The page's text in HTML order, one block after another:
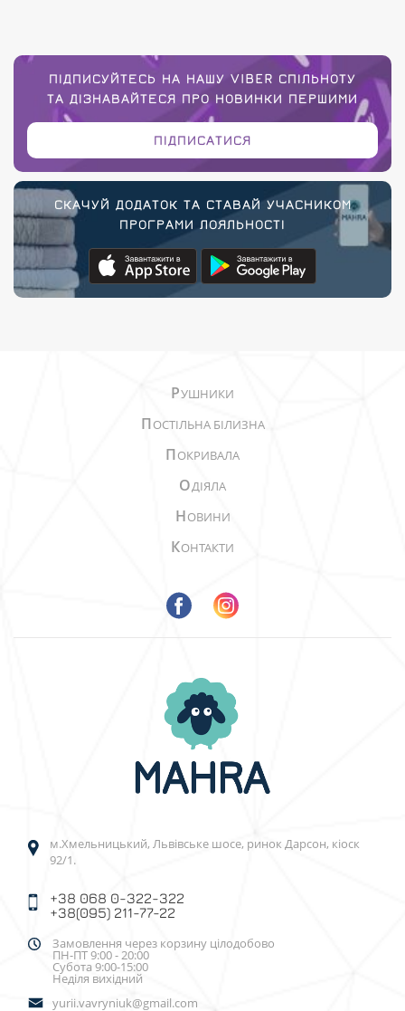
ПІДПИСУЙТЕСЬ НА НАШУ VIBER СПІЛЬНОТУ
ТА ДІЗНАВАЙТЕСЯ ПРО НОВИНКИ ПЕРШИМИ
ПІДПИСАТИСЯ
СКАЧУЙ ДОДАТОК ТА СТАВАЙ УЧАСНИКОМ
ПРОГРАМИ ЛОЯЛЬНОСТІ
РУШНИКИ
ПОСТІЛЬНА БІЛИЗНА
ПОКРИВАЛА
ОДІЯЛА
НОВИНИ
КОНТАКТИ
м.Хмельницький, Львівське шосе, ринок Дарсон, кіоск
92/1.
+38 068 0-322-322
+38(095) 211-77-22
Замовлення через корзину цілодобово
ПН-ПТ 9:00 - 20:00
Субота 9:00-15:00
Неділя вихідний
yurii.vavryniuk@gmail.com